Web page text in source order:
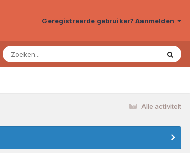
Geregistreerde gebruiker? Aanmelden
Alle activiteit